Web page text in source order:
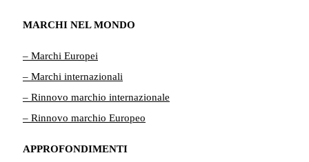
MARCHI NEL MONDO
– Marchi Europei
– Marchi internazionali
– Rinnovo marchio internazionale
– Rinnovo marchio Europeo
APPROFONDIMENTI